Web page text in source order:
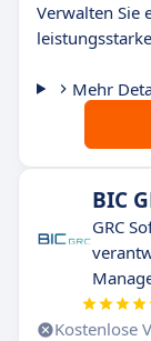
Verwalten Sie
Mehr
BIC
GRC
Kostenlose